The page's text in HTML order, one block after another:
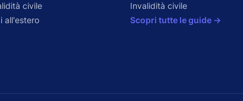
civile
all'estero
Invalidità civile
Scopri tutte le guide →